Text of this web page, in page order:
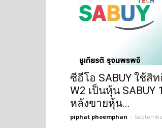
ซีอีโอ SABUY ใช้สิ
W2 เป็นหุ้น
หลังขายหุ้น...
piphat phoemphan -